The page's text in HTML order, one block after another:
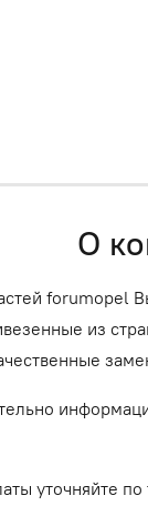
О
forumopel
из
уточняйте